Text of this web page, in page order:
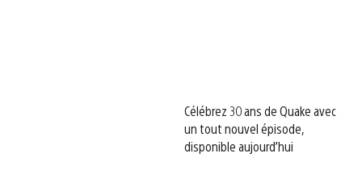
Célébrez 30 ans de Quake avec
un tout nouvel épisode,
disponible aujourd’hui